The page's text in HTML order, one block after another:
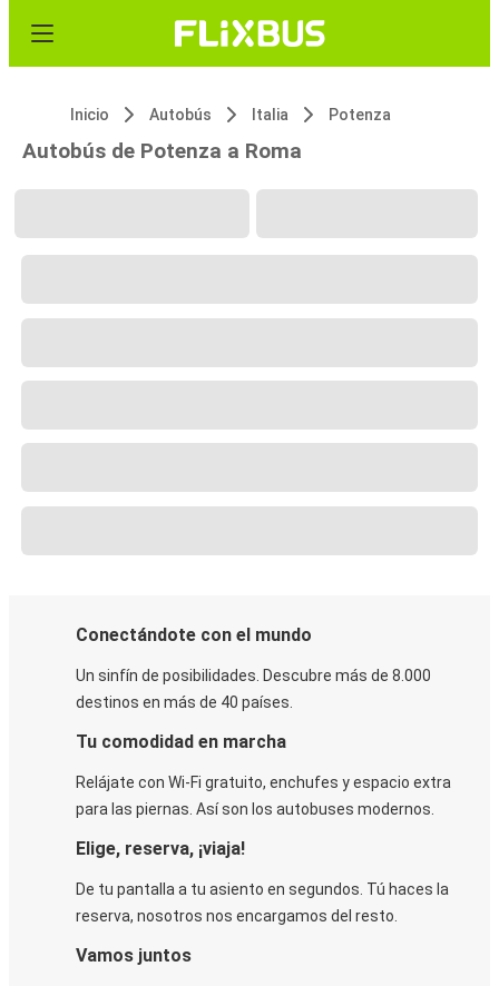
Inicio Autobús Italia Potenza
Autobús de Potenza a Roma
Conectándote con el mundo
Un sinfín de posibilidades. Descubre más de 8.000
destinos en más de 40 países.
Tu comodidad en marcha
Relájate con Wi-Fi gratuito, enchufes y espacio extra
para las piernas. Así son los autobuses modernos.
Elige, reserva, ¡viaja!
De tu pantalla a tu asiento en segundos. Tú haces la
reserva, nosotros nos encargamos del resto.
Vamos juntos